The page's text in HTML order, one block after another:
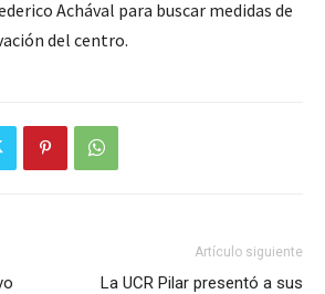
Achával para buscar medidas de
del centro.
Artículo siguiente
La UCR Pilar presentó a sus